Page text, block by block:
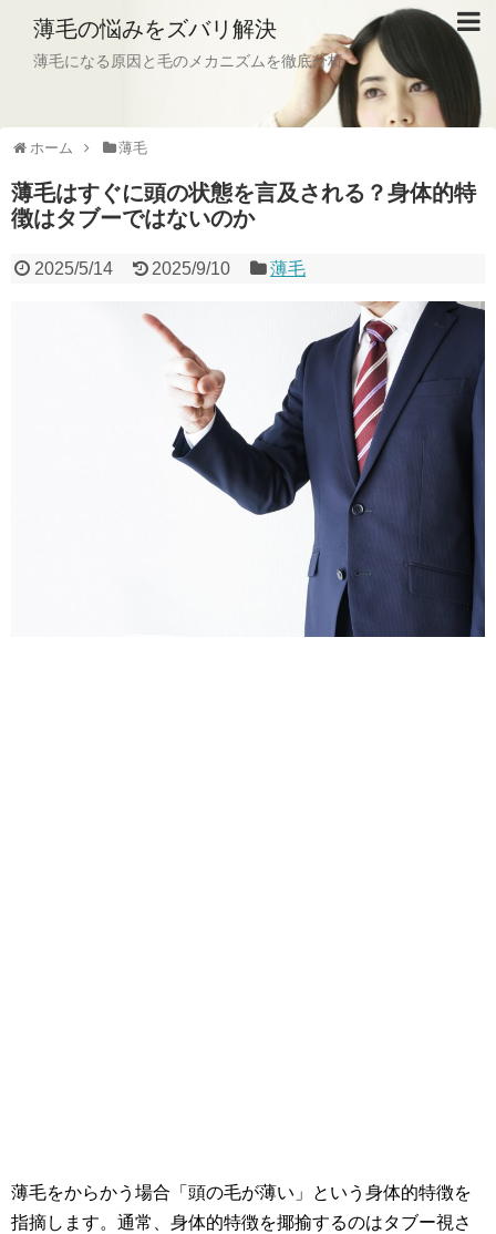
薄毛の悩みをズバリ解決
薄毛になる原因と毛のメカニズムを徹底分析
ホーム 薄毛
薄毛はすぐに頭の状態を言及される？身体的特
徴はタブーではないのか
2025/5/14 2025/9/10 薄毛
薄毛をからかう場合「頭の毛が薄い」という身体的特徴を
指摘します。通常、身体的特徴を揶揄するのはタブー視さ